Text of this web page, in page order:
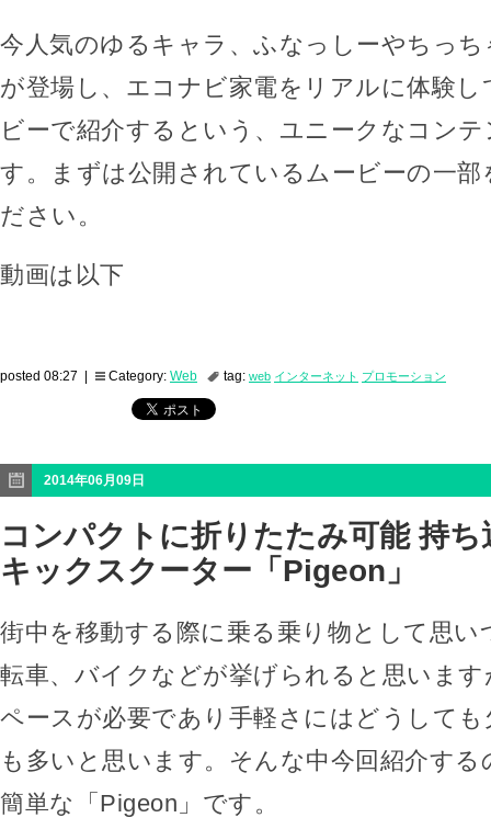
今人気のゆるキャラ、ふなっしーやちっ
が登場し、エコナビ家電をリアルに体験
ビーで紹介するという、ユニークなコン
す。まずは公開されているムービーの一
ださい。
動画は以下
posted 08:27 | Category: Web tag: web インターネット プロモーション
2014年06月09日
コンパクトに折りたたみ可能 持
キックスクーター「Pigeon」
街中を移動する際に乗る乗り物として思い
転車、バイクなどが挙げられると思いま
ペースが必要であり手軽さにはどうして
も多いと思います。そんな中今回紹介す
簡単な「Pigeon」です。